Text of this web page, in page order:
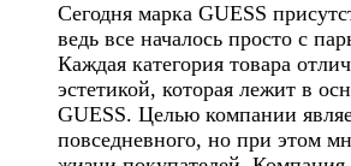
Сегодня марка GUESS
ведь все началось просто с
Каждая категория товара
эстетикой, которая лежит в
GUESS. Целью компании
повседневного, но при этом